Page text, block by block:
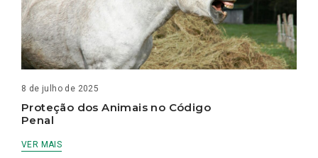
8 de julho de 2025
Proteção dos Animais no Código
Penal
VER MAIS